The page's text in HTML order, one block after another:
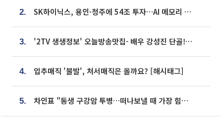
2. SK하이닉스, 용인·청주에 54조 투자…AI 메모리 생산기지 키운다
3. '2TV 생생정보' 오늘방송맛집- 배우 강성진 단골! 쌀국수ㆍ푸팟퐁 커리 맛집 '블○○○'
4. 입추매직 '불발', 처서매직은 올까요? [해시태그]
5. 차인표 "동생 구강암 투병…떠나보낼 때 가장 힘들었다”